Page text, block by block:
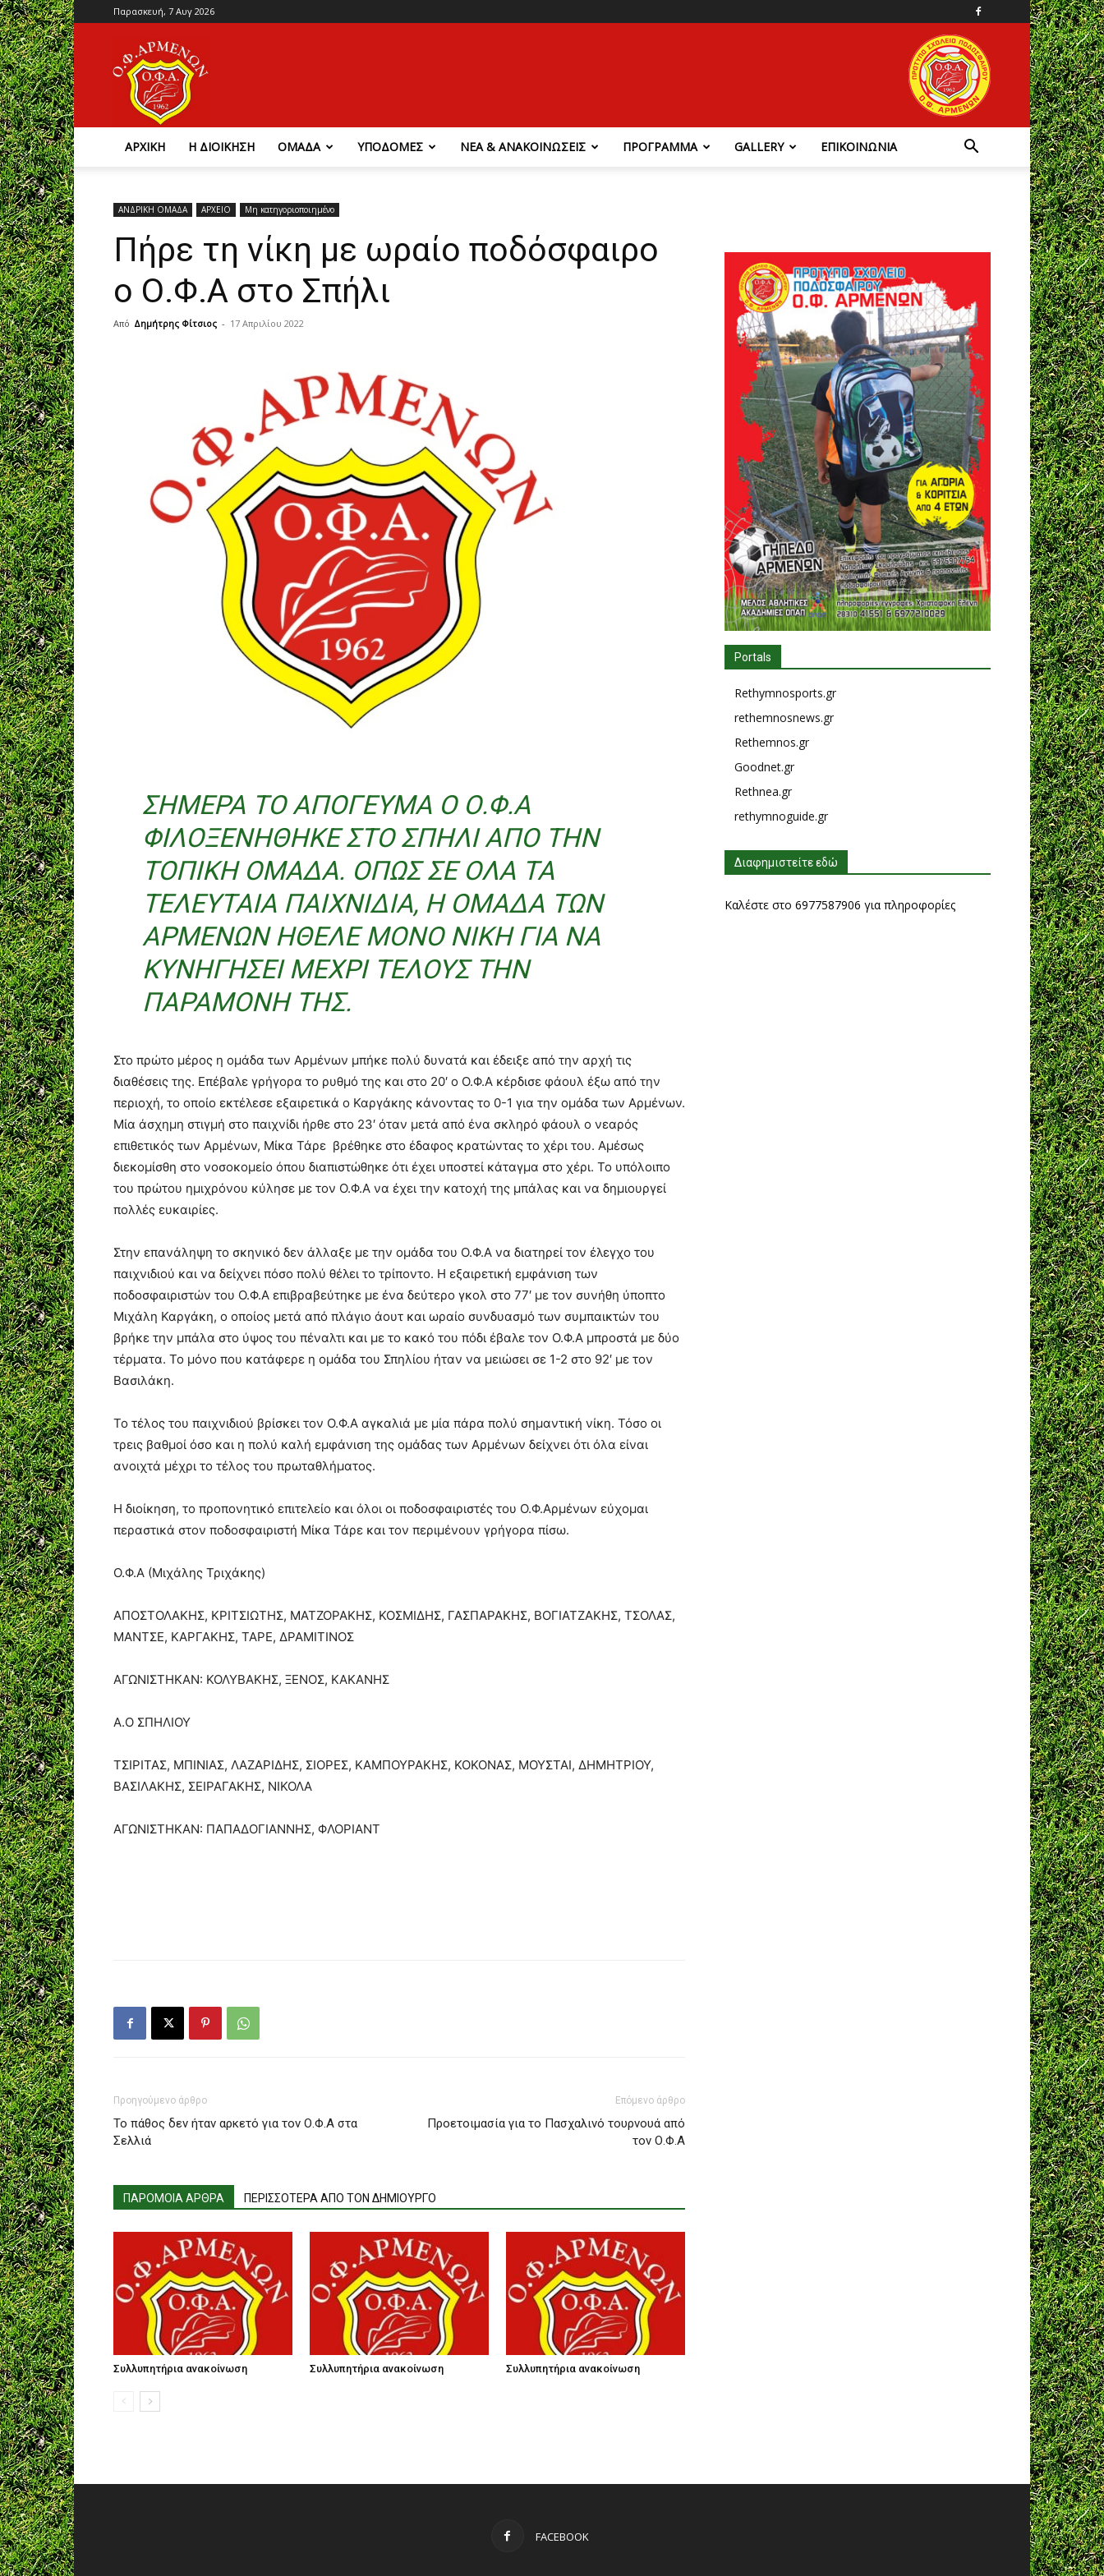
Παρασκευή, 7 Αυγ 2026
ΑΡΧΙΚΗ Η ΔΙΟΙΚΗΣΗ ΟΜΑΔΑ ΥΠΟΔΟΜΕΣ ΝΕΑ & ΑΝΑΚΟΙΝΩΣΕΙΣ ΠΡΟΓΡΑΜΜΑ GALLERY ΕΠΙΚΟΙΝΩΝΙΑ
ΑΝΔΡΙΚΗ ΟΜΑΔΑ ΑΡΧΕΙΟ Μη κατηγοριοποιημένο
Πήρε τη νίκη με ωραίο ποδόσφαιρο
ο Ο.Φ.Α στο Σπήλι
Από Δημήτρης Φίτσιος - 17 Απριλίου 2022
ΣΉΜΕΡΑ ΤΟ ΑΠΌΓΕΥΜΑ Ο Ο.Φ.Α
ΦΙΛΟΞΕΝΉΘΗΚΕ ΣΤΟ ΣΠΉΛΙ ΑΠΌ ΤΗΝ
ΤΟΠΙΚΉ ΟΜΆΔΑ. ΌΠΩΣ ΣΕ ΌΛΑ ΤΑ
ΤΕΛΕΥΤΑΊΑ ΠΑΙΧΝΊΔΙΑ, Η ΟΜΆΔΑ ΤΩΝ
ΑΡΜΈΝΩΝ ΉΘΕΛΕ ΜΌΝΟ ΝΊΚΗ ΓΙΑ ΝΑ
ΚΥΝΗΓΉΣΕΙ ΜΈΧΡΙ ΤΈΛΟΥΣ ΤΗΝ
ΠΑΡΑΜΟΝΉ ΤΗΣ.
Στο πρώτο μέρος η ομάδα των Αρμένων μπήκε πολύ δυνατά και έδειξε από την αρχή τις
διαθέσεις της. Επέβαλε γρήγορα το ρυθμό της και στο 20′ ο Ο.Φ.Α κέρδισε φάουλ έξω από την
περιοχή, το οποίο εκτέλεσε εξαιρετικά ο Καργάκης κάνοντας το 0-1 για την ομάδα των Αρμένων.
Μία άσχημη στιγμή στο παιχνίδι ήρθε στο 23′ όταν μετά από ένα σκληρό φάουλ ο νεαρός
επιθετικός των Αρμένων, Μίκα Τάρε βρέθηκε στο έδαφος κρατώντας το χέρι του. Αμέσως
διεκομίσθη στο νοσοκομείο όπου διαπιστώθηκε ότι έχει υποστεί κάταγμα στο χέρι. Το υπόλοιπο
του πρώτου ημιχρόνου κύλησε με τον Ο.Φ.Α να έχει την κατοχή της μπάλας και να δημιουργεί
πολλές ευκαιρίες.
Στην επανάληψη το σκηνικό δεν άλλαξε με την ομάδα του Ο.Φ.Α να διατηρεί τον έλεγχο του
παιχνιδιού και να δείχνει πόσο πολύ θέλει το τρίποντο. Η εξαιρετική εμφάνιση των
ποδοσφαιριστών του Ο.Φ.Α επιβραβεύτηκε με ένα δεύτερο γκολ στο 77′ με τον συνήθη ύποπτο
Μιχάλη Καργάκη, ο οποίος μετά από πλάγιο άουτ και ωραίο συνδυασμό των συμπαικτών του
βρήκε την μπάλα στο ύψος του πέναλτι και με το κακό του πόδι έβαλε τον Ο.Φ.Α μπροστά με δύο
τέρματα. Το μόνο που κατάφερε η ομάδα του Σπηλίου ήταν να μειώσει σε 1-2 στο 92′ με τον
Βασιλάκη.
Το τέλος του παιχνιδιού βρίσκει τον Ο.Φ.Α αγκαλιά με μία πάρα πολύ σημαντική νίκη. Τόσο οι
τρεις βαθμοί όσο και η πολύ καλή εμφάνιση της ομάδας των Αρμένων δείχνει ότι όλα είναι
ανοιχτά μέχρι το τέλος του πρωταθλήματος.
Η διοίκηση, το προπονητικό επιτελείο και όλοι οι ποδοσφαιριστές του Ο.Φ.Αρμένων εύχομαι
περαστικά στον ποδοσφαιριστή Μίκα Τάρε και τον περιμένουν γρήγορα πίσω.
Ο.Φ.Α (Μιχάλης Τριχάκης)
ΑΠΟΣΤΟΛΑΚΗΣ, ΚΡΙΤΣΙΩΤΗΣ, ΜΑΤΖΟΡΑΚΗΣ, ΚΟΣΜΙΔΗΣ, ΓΑΣΠΑΡΑΚΗΣ, ΒΟΓΙΑΤΖΑΚΗΣ, ΤΣΟΛΑΣ,
ΜΑΝΤΣΕ, ΚΑΡΓΑΚΗΣ, ΤΑΡΕ, ΔΡΑΜΙΤΙΝΟΣ
ΑΓΩΝΙΣΤΗΚΑΝ: ΚΟΛΥΒΑΚΗΣ, ΞΕΝΟΣ, ΚΑΚΑΝΗΣ
Α.Ο ΣΠΗΛΙΟΥ
ΤΣΙΡΙΤΑΣ, ΜΠΙΝΙΑΣ, ΛΑΖΑΡΙΔΗΣ, ΣΙΟΡΕΣ, ΚΑΜΠΟΥΡΑΚΗΣ, ΚΟΚΟΝΑΣ, ΜΟΥΣΤΑΙ, ΔΗΜΗΤΡΙΟΥ,
ΒΑΣΙΛΑΚΗΣ, ΣΕΙΡΑΓΑΚΗΣ, ΝΙΚΟΛΑ
ΑΓΩΝΙΣΤΗΚΑΝ: ΠΑΠΑΔΟΓΙΑΝΝΗΣ, ΦΛΟΡΙΑΝΤ
Προηγούμενο άρθρο
Το πάθος δεν ήταν αρκετό για τον Ο.Φ.Α στα
Σελλιά
Επόμενο άρθρο
Προετοιμασία για το Πασχαλινό τουρνουά από
τον Ο.Φ.Α
ΠΑΡΟΜΟΙΑ ΑΡΘΡΑ ΠΕΡΙΣΣΟΤΕΡΑ ΑΠΟ ΤΟΝ ΔΗΜΙΟΥΡΓΟ
Συλλυπητήρια ανακοίνωση Συλλυπητήρια ανακοίνωση Συλλυπητήρια ανακοίνωση
Portals
Rethymnosports.gr
rethemnosnews.gr
Rethemnos.gr
Goodnet.gr
Rethnea.gr
rethymnoguide.gr
Διαφημιστείτε εδώ
Καλέστε στο 6977587906 για πληροφορίες
FACEBOOK